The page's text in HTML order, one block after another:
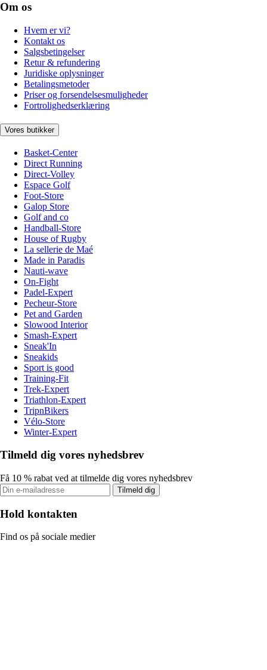
Om os
Hvem er vi?
Kontakt os
Salgsbetingelser
Retur & refundering
Juridiske oplysninger
Betalingsmetoder
Priser og forsendelsesmuligheder
Fortrolighedserklæring
Vores butikker
Basket-Center
Direct Running
Direct-Volley
Espace Golf
Foot-Store
Galop Store
Golf and co
Handball-Store
House of Rugby
La sellerie de Maé
Made in Paradis
Nauti-wave
On-Fight
Padel-Expert
Pecheur-Store
Pet and Garden
Slowood Interior
Smash-Expert
Sneak'In
Sneakids
Sport is good
Training-Fit
Trek-Expert
Triathlon-Expert
TripnBikers
Vélo-Store
Winter-Expert
Tilmeld dig vores nyhedsbrev
Få 10 % rabat ved at tilmelde dig vores nyhedsbrev
Tilmeld dig
Hold kontakten
Find os på sociale medier